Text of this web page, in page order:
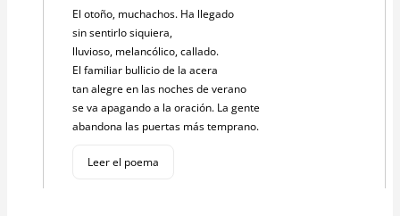
El otoño, muchachos. Ha llegado
sin sentirlo siquiera,
lluvioso, melancólico, callado.
El familiar bullicio de la acera
tan alegre en las noches de verano
se va apagando a la oración. La gente
abandona las puertas más temprano.
Leer el poema